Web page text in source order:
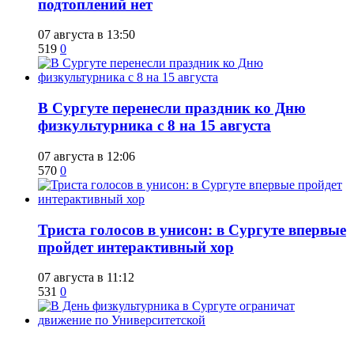
подтоплений нет
07 августа в 13:50
519 0
​В Сургуте перенесли праздник ко Дню
физкультурника с 8 на 15 августа
07 августа в 12:06
570 0
​Триста голосов в унисон: в Сургуте впервые
пройдет интерактивный хор
07 августа в 11:12
531 0